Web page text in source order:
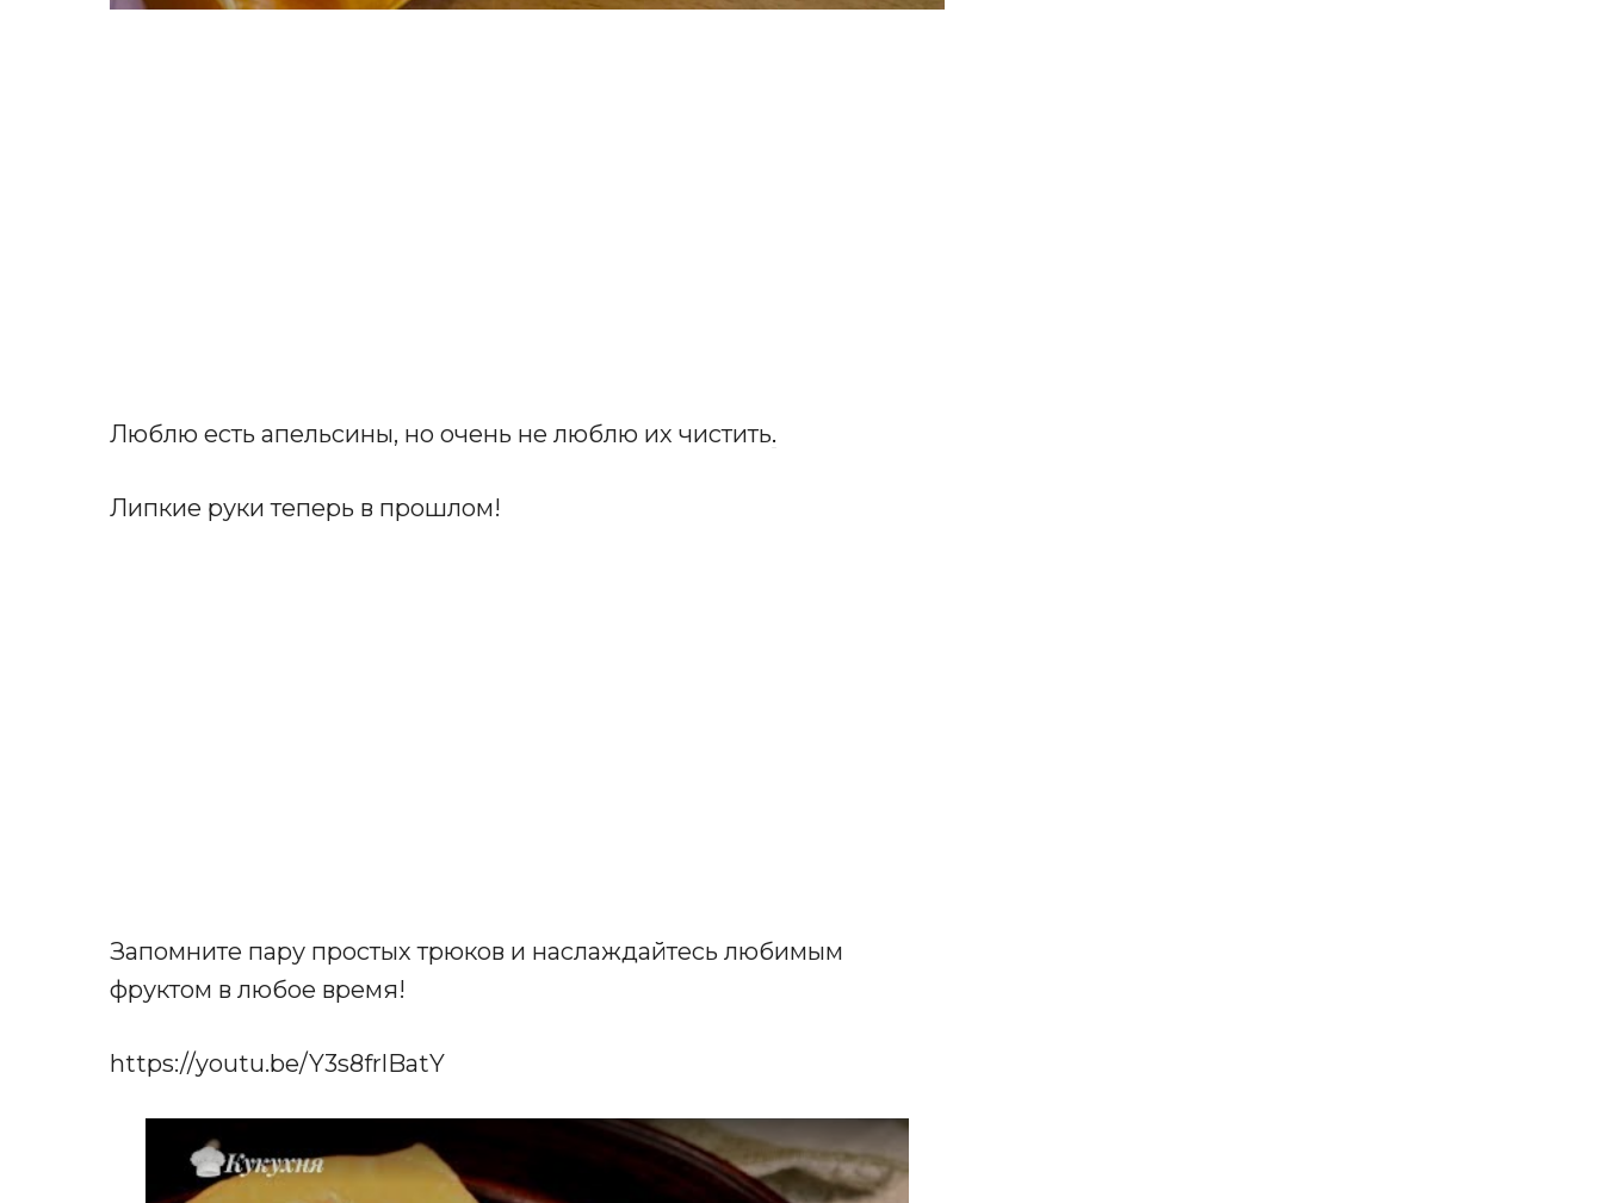
Люблю есть апельсины, но очень не люблю их чистить.
Липкие руки теперь в прошлом!
Запомните пару простых трюков и наслаждайтесь любимым
фруктом в любое время!
https://youtu.be/Y3s8frlBatY